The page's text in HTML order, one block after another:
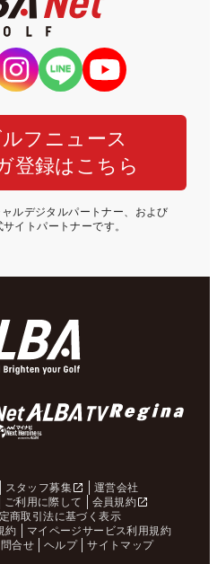
フニュース
登録はこちら
ルデジタルパートナー、および
イトパートナーです。
スタッフ募集
運営会社
ご利用に際して
会員規約
商取引法に基づく表示
約
マイページサービス利用規約
合せ ヘルプ サイトマップ